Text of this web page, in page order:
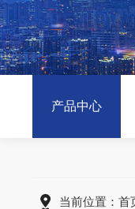
产品中心
当前位置： 首